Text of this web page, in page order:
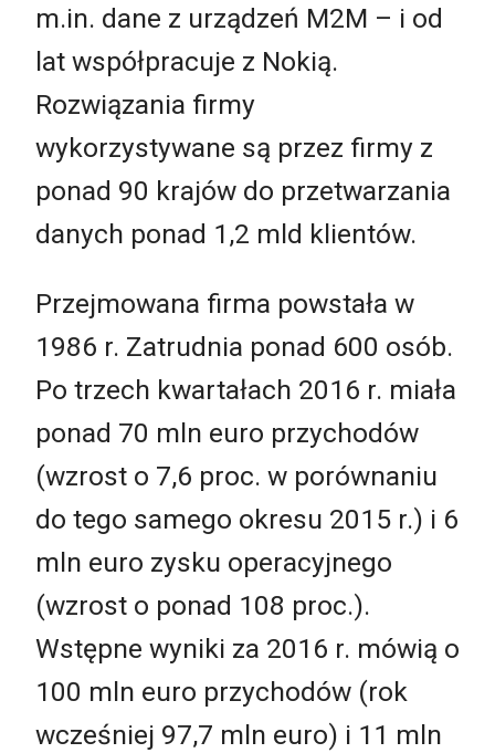
m.in. dane z urządzeń M2M – i od
lat współpracuje z Nokią.
Rozwiązania firmy
wykorzystywane są przez firmy z
ponad 90 krajów do przetwarzania
danych ponad 1,2 mld klientów.
Przejmowana firma powstała w
1986 r. Zatrudnia ponad 600 osób.
Po trzech kwartałach 2016 r. miała
ponad 70 mln euro przychodów
(wzrost o 7,6 proc. w porównaniu
do tego samego okresu 2015 r.) i 6
mln euro zysku operacyjnego
(wzrost o ponad 108 proc.).
Wstępne wyniki za 2016 r. mówią o
100 mln euro przychodów (rok
wcześniej 97,7 mln euro) i 11 mln